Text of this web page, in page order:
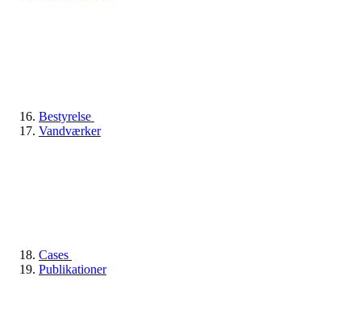
Bestyrelse
Vandværker
Cases
Publikationer